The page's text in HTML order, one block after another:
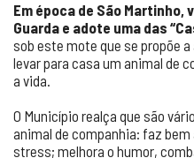
Em época de São Martinho,
Guarda e adote uma das
sob este mote que se propõe
levar para casa um animal de
a vida.
O Município realça que são
animal de companhia: faz
stress; melhora o humor,